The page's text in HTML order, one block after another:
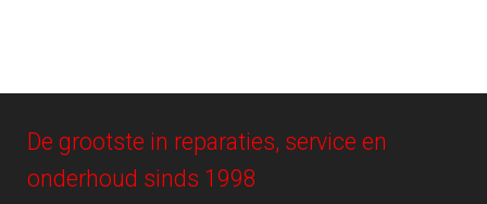
De grootste in reparaties, service en
onderhoud sinds 1998